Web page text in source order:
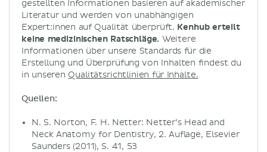
gestellten Informationen basieren auf akademischer
Literatur und werden von unabhängigen
Expert:innen auf Qualität überprüft. Kenhub erteilt
keine medizinischen Ratschläge. Weitere
Informationen über unsere Standards für die
Erstellung und Überprüfung von Inhalten findest du
in unseren Qualitätsrichtlinien für Inhalte.
Quellen:
N. S. Norton, F. H. Netter: Netter’s Head and
Neck Anatomy for Dentistry, 2. Auflage, Elsevier
Saunders (2011), S. 41, 53